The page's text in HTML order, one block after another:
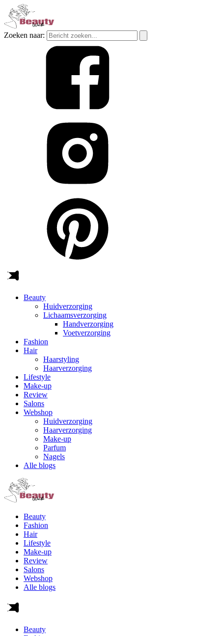
Zoeken naar:
Beauty
Huidverzorging
Lichaamsverzorging
Handverzorging
Voetverzorging
Fashion
Hair
Haarstyling
Haarverzorging
Lifestyle
Make-up
Review
Salons
Webshop
Huidverzorging
Haarverzorging
Make-up
Parfum
Nagels
Alle blogs
Beauty
Fashion
Hair
Lifestyle
Make-up
Review
Salons
Webshop
Alle blogs
Beauty